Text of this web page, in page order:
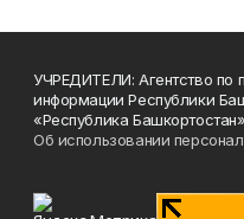
УЧРЕДИТЕЛИ: Агентство по
информации Республики
«Республика
Об использовании